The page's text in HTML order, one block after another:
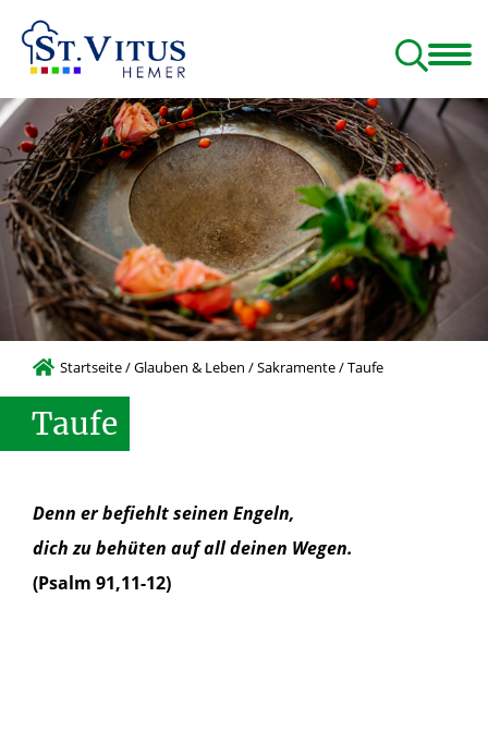
Startseite/Glauben & Leben /Sakramente/Taufe
Taufe
Denn er befiehlt seinen Engeln,
dich zu behüten auf all deinen Wegen.
(Psalm 91,11-12)